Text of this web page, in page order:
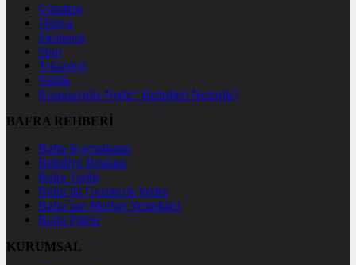
Gündem
Dünya
Ekonomi
Spor
Teknoloji
Sağlık
Koronavirüs Nedir? Belirtileri Nelerdir?
BAFRA REHBERİ
Bafra Kaymakamı
Belediye Başkanı
Bafra Tarihi
Bafra`da Gezilecek Yerler
Bafra`nın Meşhur Yemekleri
Bafra Pidesi
KURUMSAL